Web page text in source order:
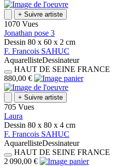
+ Suivre artiste
1070 Vues
Jonathan pose 3
Dessin 80 x 60 x 2 cm
F. Francois SAHUC
AquarellisteDessinateur
HAUT DE SEINE FRANCE
880,00 €
+ Suivre artiste
705 Vues
Laura
Dessin 80 x 80 x 4 cm
F. Francois SAHUC
AquarellisteDessinateur
HAUT DE SEINE FRANCE
2 090,00 €